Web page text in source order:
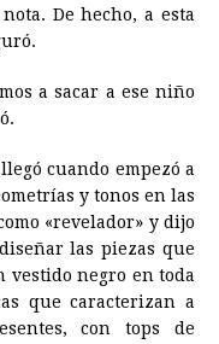
De hecho, a esta
a sacar a ese niño
cuando empezó a
y tonos en las
«revelador» y dijo
las piezas que
vestido negro en toda
que caracterizan a
con tops de